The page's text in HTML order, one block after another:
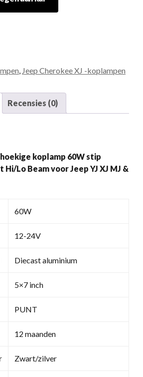
Jeep Cherokee XJ -koplampen
Recensies (0)
koplamp 60W stip
Lo Beam voor Jeep YJ XJ MJ &
60W
12-24V
Diecast aluminium
5×7 inch
PUNT
12 maanden
Zwart/zilver